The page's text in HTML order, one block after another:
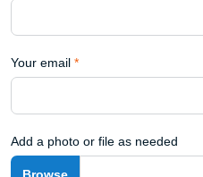
Your email *
Add a photo or file as needed